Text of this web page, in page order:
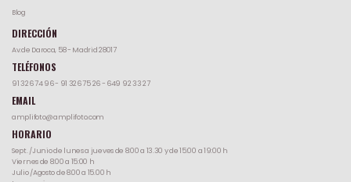
Blog
DIRECCIÓN
Av.de Daroca, 58 - Madrid 28017
TELÉFONOS
91 326 74 96- 91 326 75 26- 649 92 33 27
EMAIL
amplifoto@amplifoto.com
HORARIO
Sept. /Junio de lunes a jueves de 8:00 a 13.30 y de 15:00 a 19:00 h
Viernes de 8:00 a 15:00 h
Julio /Agosto de 8.00 a 15.00 h